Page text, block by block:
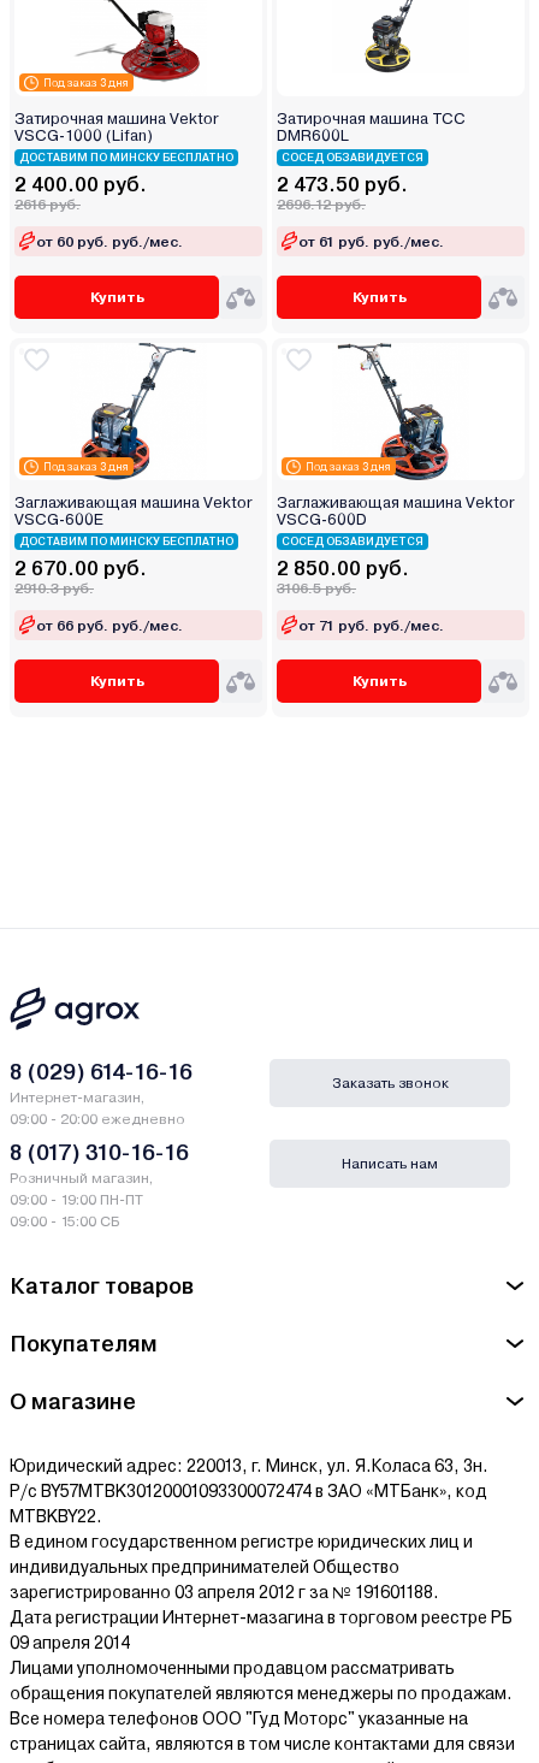
Под заказ 3 дня
Затирочная машина Vektor
VSCG-1000 (Lifan)
ДОСТАВИМ ПО МИНСКУ БЕСПЛАТНО
2 400.00 руб.
2616 руб.
от 60 руб. руб./мес.
Купить
Затирочная машина ТСС
DMR600L
СОСЕД ОБЗАВИДУЕТСЯ
2 473.50 руб.
2696.12 руб.
от 61 руб. руб./мес.
Купить
Под заказ 3 дня
Заглаживающая машина Vektor
VSCG-600E
ДОСТАВИМ ПО МИНСКУ БЕСПЛАТНО
2 670.00 руб.
2910.3 руб.
от 66 руб. руб./мес.
Купить
Под заказ 3 дня
Заглаживающая машина Vektor
VSCG-600D
СОСЕД ОБЗАВИДУЕТСЯ
2 850.00 руб.
3106.5 руб.
от 71 руб. руб./мес.
Купить
Каталог товаров
Покупателям
О магазине
Юридический адрес: 220013, г. Минск, ул. Я.Коласа 63, 3н.
Р/с BY57MTBK30120001093300072474 в ЗАО «МТБанк», код
MTBKBY22.
В едином государственном регистре юридических лиц и
индивидуальных предпринимателей Общество
зарегистрированно 03 апреля 2012 г за № 191601188.
Дата регистрации Интернет-мазагина в торговом реестре РБ
09 апреля 2014
Лицами уполномоченными продавцом рассматривать
обращения покупателей являются менеджеры по продажам.
Все номера телефонов ООО "Гуд Моторс" указанные на
страницах сайта, являются в том числе контактами для связи
8 (029) 614-16-16
Интернет-магазин,
09:00 - 20:00 ежедневно
8 (017) 310-16-16
Розничный магазин,
09:00 - 19:00 ПН-ПТ
09:00 - 15:00 СБ
Заказать звонок
Написать нам